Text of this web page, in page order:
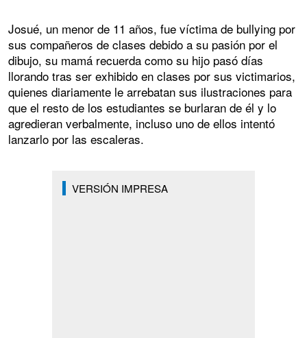
Josué, un menor de 11 años, fue víctima de bullying por
sus compañeros de clases debido a su pasión por el
dibujo, su mamá recuerda como su hijo pasó días
llorando tras ser exhibido en clases por sus victimarios,
quienes diariamente le arrebatan sus ilustraciones para
que el resto de los estudiantes se burlaran de él y lo
agredieran verbalmente, incluso uno de ellos intentó
lanzarlo por las escaleras.
VERSIÓN IMPRESA